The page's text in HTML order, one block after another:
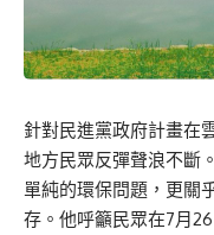
針對民進黨政府計畫在
地方民眾反彈聲浪不斷
單純的環保問題，更關
存。他呼籲民眾在7月